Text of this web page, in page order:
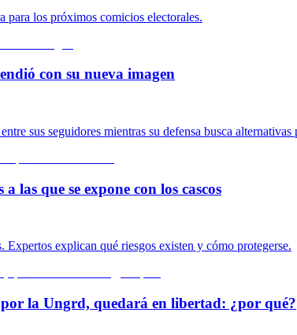
para los próximos comicios electorales.
con su nueva imagen
sus seguidores mientras su defensa busca alternativas
las que se expone con los cascos
explican qué riesgos existen y cómo protegerse.
la Ungrd, quedará en libertad: ¿por qué?